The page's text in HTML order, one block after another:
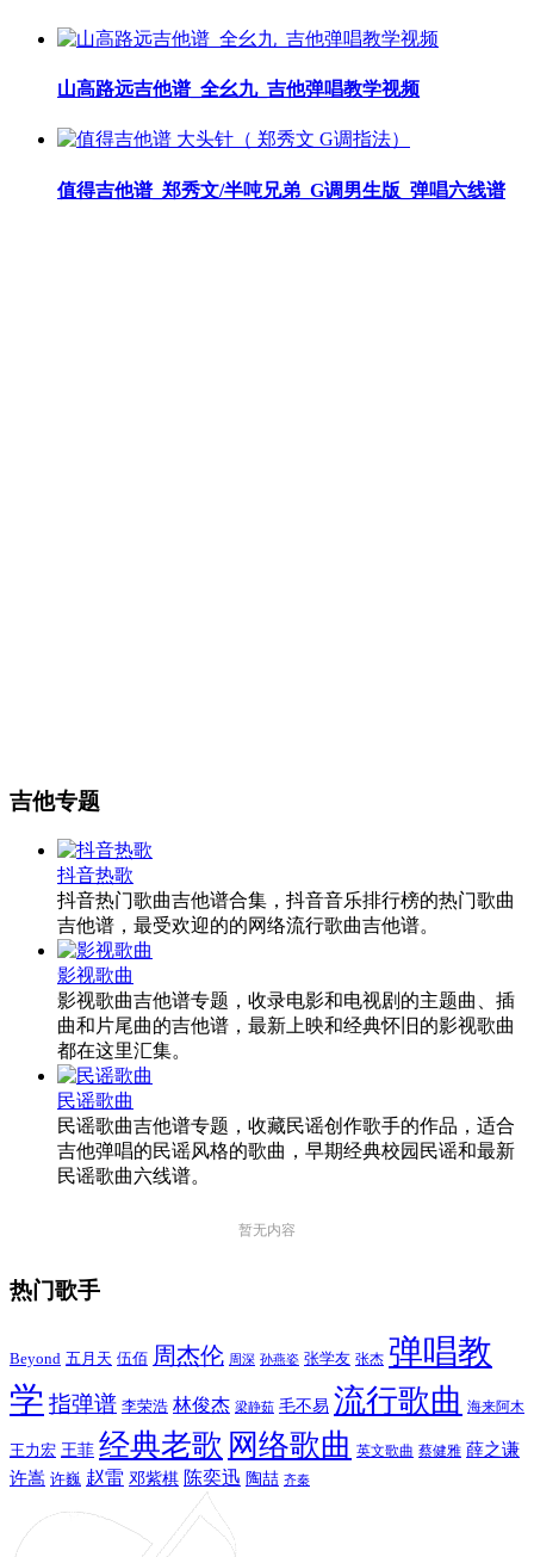
山高路远吉他谱_全幺九_吉他弹唱教学视频
值得吉他谱_郑秀文/半吨兄弟_G调男生版_弹唱六线谱
吉他专题
抖音热歌
抖音热门歌曲吉他谱合集，抖音音乐排行榜的热门歌曲
吉他谱，最受欢迎的的网络流行歌曲吉他谱。
影视歌曲
影视歌曲吉他谱专题，收录电影和电视剧的主题曲、插
曲和片尾曲的吉他谱，最新上映和经典怀旧的影视歌曲
都在这里汇集。
民谣歌曲
民谣歌曲吉他谱专题，收藏民谣创作歌手的作品，适合
吉他弹唱的民谣风格的歌曲，早期经典校园民谣和最新
民谣歌曲六线谱。
暂无内容
热门歌手
Beyond 五月天 伍佰 周杰伦 周深 孙燕姿 张学友 张杰 弹唱教
学 指弹谱 李荣浩 林俊杰 梁静茹 毛不易 流行歌曲 海来阿木
王力宏 王菲 经典老歌 网络歌曲 英文歌曲 蔡健雅 薛之谦
许嵩 许巍 赵雷 邓紫棋 陈奕迅 陶喆 齐秦